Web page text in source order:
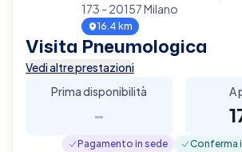
173 - 20157 Milano
16.4 km
Visita Pneumologica
Vedi altre prestazioni
Prima disponibilità
-
A
Pagamento in sede Conferma